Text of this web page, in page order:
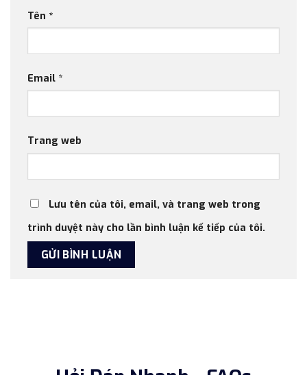
Tên *
Email *
Trang web
Lưu tên của tôi, email, và trang web trong
trình duyệt này cho lần bình luận kế tiếp của tôi.